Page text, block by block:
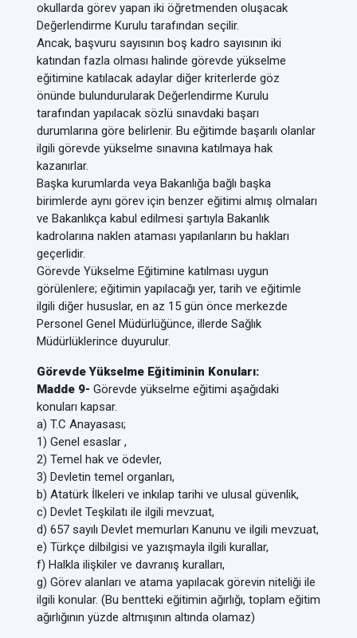
okullarda görev yapan iki öğretmenden oluşacak
Değerlendirme Kurulu tarafından seçilir.
Ancak, başvuru sayısının boş kadro sayısının iki
katından fazla olması halinde görevde yükselme
eğitimine katılacak adaylar diğer kriterlerde göz
önünde bulundurularak Değerlendirme Kurulu
tarafından yapılacak sözlü sınavdaki başarı
durumlarına göre belirlenir. Bu eğitimde başarılı olanlar
ilgili görevde yükselme sınavına katılmaya hak
kazanırlar.
Başka kurumlarda veya Bakanlığa bağlı başka
birimlerde aynı görev için benzer eğitimi almış olmaları
ve Bakanlıkça kabul edilmesi şartıyla Bakanlık
kadrolarına naklen ataması yapılanların bu hakları
geçerlidir.
Görevde Yükselme Eğitimine katılması uygun
görülenlere; eğitimin yapılacağı yer, tarih ve eğitimle
ilgili diğer hususlar, en az 15 gün önce merkezde
Personel Genel Müdürlüğünce, illerde Sağlık
Müdürlüklerince duyurulur.
Görevde Yükselme Eğitiminin Konuları:
Madde 9- Görevde yükselme eğitimi aşağıdaki
konuları kapsar.
a) T.C Anayasası;
1) Genel esaslar ,
2) Temel hak ve ödevler,
3) Devletin temel organları,
b) Atatürk İlkeleri ve inkılap tarihi ve ulusal güvenlik,
c) Devlet Teşkilatı ile ilgili mevzuat,
d) 657 sayılı Devlet memurları Kanunu ve ilgili mevzuat,
e) Türkçe dilbilgisi ve yazışmayla ilgili kurallar,
f) Halkla ilişkiler ve davranış kuralları,
g) Görev alanları ve atama yapılacak görevin niteliği ile
ilgili konular. (Bu bentteki eğitimin ağırlığı, toplam eğitim
ağırlığının yüzde altmışının altında olamaz)